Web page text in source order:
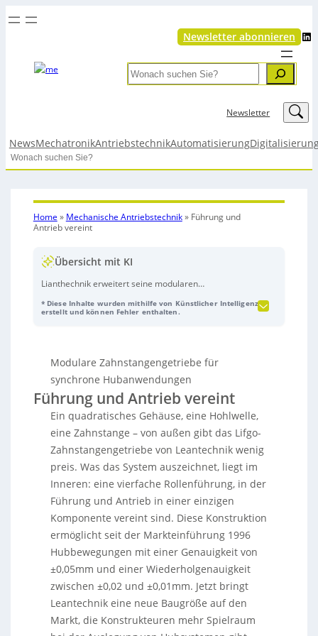
Newsletter abonnieren LinkedIn
Search
Newsletter LinkedIn
NewsMechatronikAntriebstechnikAutomatisierung
Search
Home » Mechanische Antriebstechnik» Führung und
Antrieb vereint
Übersicht mit KI
Lianthechnik erweitert seine modularen
SL für präzise, synchrone Hub- und
externe Führung) und erreicht seit 1996 ±0,05 mm
Genauigkeit sowie ±0,02 bis ±0,01 mm
Wiederholgenauigkeit. Je nach Baugröße sind
Hubkräfte von 2.000 bis 25.000 N und
Geschwindigkeiten bis 3 m/s möglich; die hohe
Querkraftaufnahme eignet sich besonders für das
synchrone Bewegen schwerer Lasten. Lianthe SL ist
für Anwendungen mit vorhandener externer Führung
gedacht und bietet 800 bis 25.000 N bei bis 0,6 m/s;
beide Serien gibt es auch für
Greif-/Zentrierbewegungen sowie lange Hubwege.
Neu ist die Baugröße 5.2 für beide Reihen: ausgelegt
bis 1.000 N, schließt sie die Lücke zwischen 5.1 (ca.
400 N) und 5.3 (ca. 1.600 N), wird aus einer
hochfesten Legierung gefertigt und soll im Bereich 0–
1.000 kg Fertigungskosten senken. Beispiele aus der
Praxis reichen von Formel‑1‑Messtechnik
(hochpräzise Kamera-/Laserpositionierung) über
Metallverarbeitung (Hubtisch im 6‑Sekunden‑Takt)
und Intralogistik (Hochregallager-Shuttles) bis zur
* Diese Inhalte wurden mithilfe von Künstlicher Intelligenz
erstellt und können Fehler enthalten.
Modulare Zahnstangengetriebe für
synchrone Hubanwendungen
Führung und Antrieb vereint
Ein quadratisches Gehäuse, eine Hohlwelle,
eine Zahnstange – von außen gibt das Lifgo-
Zahnstangengetriebe von Leantechnik wenig
preis. Was das System auszeichnet, liegt im
Inneren: eine vierfache Rollenführung, in der
Führung und Antrieb in einer einzigen
Komponente vereint sind. Diese Konstruktion
ermöglicht seit der Markteinführung 1996
Hubbewegungen mit einer Genauigkeit von
±0,05mm und einer Wiederholgenauigkeit
zwischen ±0,02 und ±0,01mm. Jetzt bringt
Leantechnik eine neue Baugröße auf den
Markt, die Konstrukteuren mehr Spielraum